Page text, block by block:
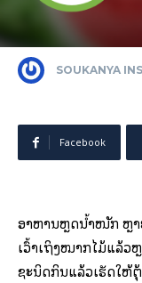
SOUKANYA
Facebook
ອາຫານຫຼຸດນ້ຳໜັກ ຫຼາ
ເວົ້າເຖິງໝາກໄມ້ແລ້ວ
ຊະນິດກິນແລ້ວເຮັດໃຫ້